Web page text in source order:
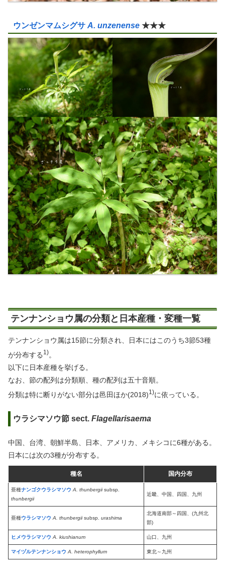
ウンゼンマムシグサA. unzenense ★★★
テンナンショウ属の分類と日本産種・変種一覧
テンナンショウ属は15節に分類され、日本にはこのうち3節53種
が分布する 1)。
以下に日本産種を挙げる。
なお、節の配列は分類順、種の配列は五十音順。
分類は特に断りがない部分は邑田ほか(2018)1)に依っている。
ウラシマソウ節 sect. Flagellarisaema
中国、台湾、朝鮮半島、日本、アメリカ、メキシコに6種がある。
日本には次の3種が分布する。
種名 国内分布
亜種ナンゴクウラシマソウ A. thunbergiisubsp.
thunbergii
近畿、中国、四国、九州
亜種ウラシマソウ A. thunbergiisubsp. urashima
北海道南部～四国、(九州北
部)
ヒメウラシマソウ A. kiushianum 山口、九州
マイヅルテンナンショウ A. heterophyllum 東北～九州